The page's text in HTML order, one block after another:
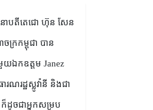
នាបតីតេជោ ហ៊ុន សែន
ចក្រកម្ពុជា បាន
យឯកឧត្តម Janez
ារណរដ្ឋស្លូវ៉ានី និងជា
ក៏ដូចជាអ្នកសម្រប